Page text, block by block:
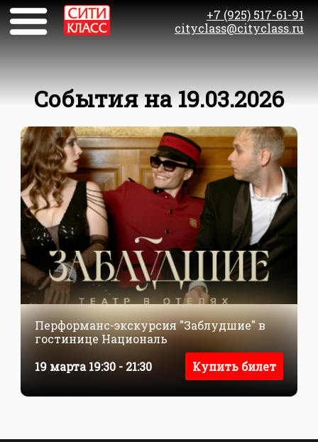
+7 (925) 517-61-91
cityclass@cityclass.ru
События на 19.03.2026
Перформанс-экскурсия "Заблудшие" в
гостинице Националь
19 марта 19:30 - 21:30
Купить билет